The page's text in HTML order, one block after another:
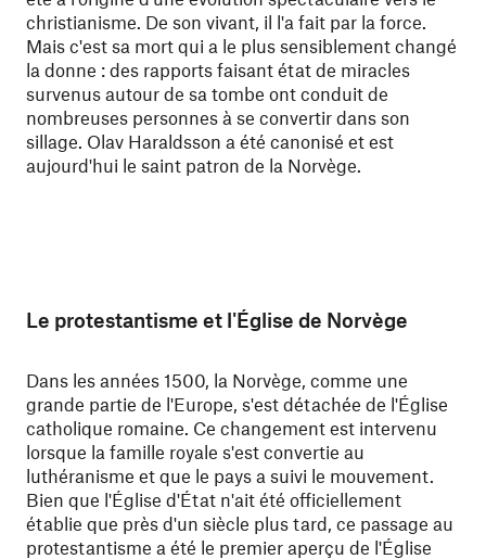
christianisme. De son vivant, il l'a fait par la force.
Mais c'est sa mort qui a le plus sensiblement changé
la donne : des rapports faisant état de miracles
survenus autour de sa tombe ont conduit de
nombreuses personnes à se convertir dans son
sillage. Olav Haraldsson a été canonisé et est
aujourd'hui le saint patron de la Norvège.
Le protestantisme et l'Église de Norvège
Dans les années 1500, la Norvège, comme une
grande partie de l'Europe, s'est détachée de l'Église
catholique romaine. Ce changement est intervenu
lorsque la famille royale s'est convertie au
luthéranisme et que le pays a suivi le mouvement.
Bien que l'Église d'État n'ait été officiellement
établie que près d'un siècle plus tard, ce passage au
protestantisme a été le premier aperçu de l'Église